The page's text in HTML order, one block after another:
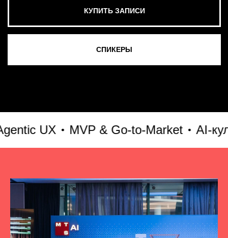
UX MVP & Go-to-Market AI-
СМОТРЕТЬ ВСЕ ФОТО